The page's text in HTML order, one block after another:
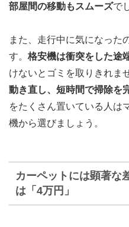
部屋間の移動もスムーズで
また、走行中に気になった
す。 格安機は衝突をした途
けないとゴミを取りきれま
動き直し、短時間で掃除を
をたくさん置いている人は
機から選びましょう。
カーペットには顕著な
は「4万円」